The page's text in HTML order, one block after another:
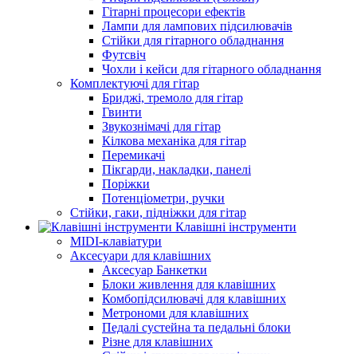
Гітарні процесори ефектів
Лампи для лампових підсилювачів
Стійки для гітарного обладнання
Футсвіч
Чохли і кейси для гітарного обладнання
Комплектуючі для гітар
Бриджі, тремоло для гітар
Гвинти
Звукознімачі для гітар
Кілкова механіка для гітар
Перемикачі
Пікгарди, накладки, панелі
Поріжки
Потенціометри, ручки
Стійки, гаки, підніжки для гітар
Клавішні інструменти
MIDI-клавіатури
Аксесуари для клавішних
Аксесуар Банкетки
Блоки живлення для клавішних
Комбопідсилювачі для клавішних
Метрономи для клавішних
Педалі сустейна та педальні блоки
Різне для клавішних